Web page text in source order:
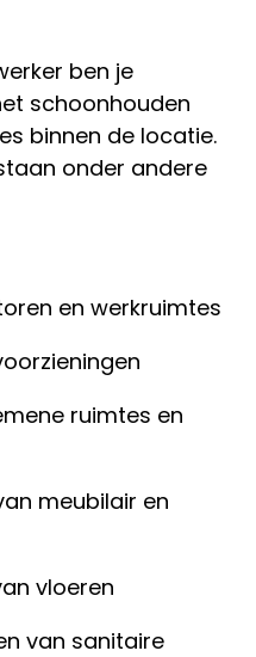
ben je
schoonhouden
binnen de locatie.
onder andere
en werkruimtes
ruimtes en
meubilair en
vloeren
van sanitaire